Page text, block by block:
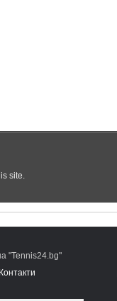
"Tennis24.bg"